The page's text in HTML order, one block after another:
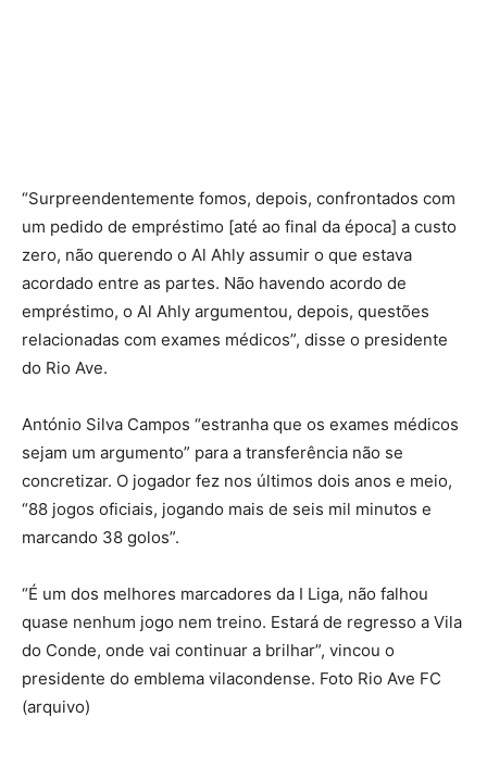
“Surpreendentemente fomos, depois, confrontados com
um pedido de empréstimo [até ao final da época] a custo
zero, não querendo o Al Ahly assumir o que estava
acordado entre as partes. Não havendo acordo de
empréstimo, o Al Ahly argumentou, depois, questões
relacionadas com exames médicos”, disse o presidente
do Rio Ave.
António Silva Campos “estranha que os exames médicos
sejam um argumento” para a transferência não se
concretizar. O jogador fez nos últimos dois anos e meio,
“88 jogos oficiais, jogando mais de seis mil minutos e
marcando 38 golos”.
“É um dos melhores marcadores da I Liga, não falhou
quase nenhum jogo nem treino. Estará de regresso a Vila
do Conde, onde vai continuar a brilhar”, vincou o
presidente do emblema vilacondense. Foto Rio Ave FC
(arquivo)